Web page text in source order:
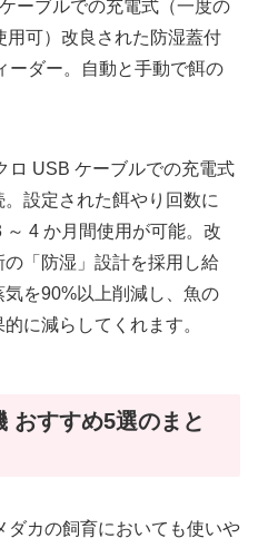
ーブルでの充電式（一度の
用可）改良された防湿蓋付
ーダー。自動と手動で餌の
ロ USB ケーブルでの充電式
設定された餌やり回数に
4 か月間使用が可能。改
「防湿」設計を採用し給
を90%以上削減し、魚の
に減らしてくれます。
おすすめ5選のまと
ダカの飼育においても使いや